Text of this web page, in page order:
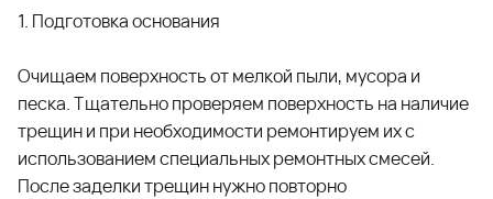
1. Подготовка основания
Очищаем поверхность от мелкой пыли, мусора и
песка. Тщательно проверяем поверхность на наличие
трещин и при необходимости ремонтируем их с
использованием специальных ремонтных смесей.
После заделки трещин нужно повторно